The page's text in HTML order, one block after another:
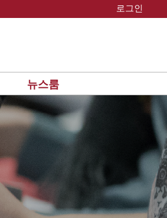
로그인
뉴스룸